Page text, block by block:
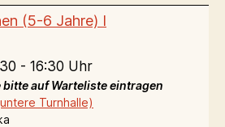
(5-6 Jahre) I
- 16:30 Uhr
bitte auf Warteliste eintragen
Turnhalle)